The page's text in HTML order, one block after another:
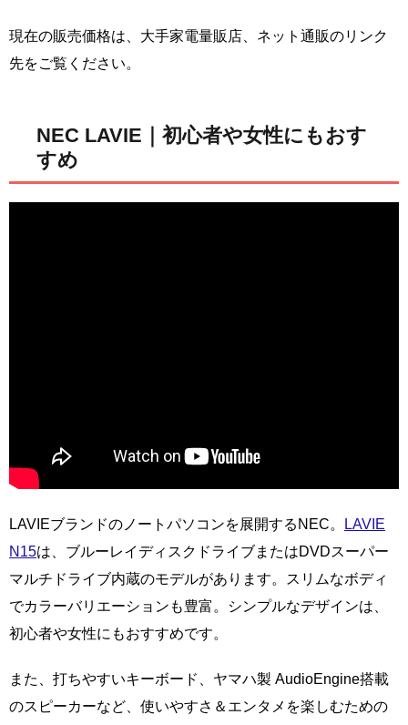
現在の販売価格は、大手家電量販店、ネット通販のリンク
先をご覧ください。
NEC LAVIE｜初心者や女性にもおす
すめ
LAVIEブランドのノートパソコンを展開するNEC。
LAVIE
N15は、ブルーレイディスクドライブまたはDVDスーパー
マルチドライブ内蔵のモデルがあります。スリムなボディ
でカラーバリエーションも豊富。シンプルなデザインは、
初心者や女性にもおすすめです。
また、打ちやすいキーボード、ヤマハ製 AudioEngine搭載
のスピーカーなど、使いやすさ＆エンタメを楽しむための